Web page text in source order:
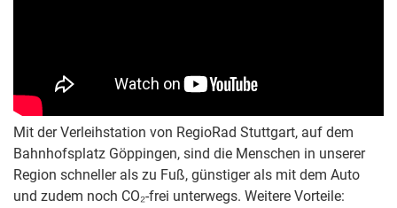
Mit der Verleihstation von RegioRad Stuttgart, auf dem
Bahnhofsplatz Göppingen, sind die Menschen in unserer
Region schneller als zu Fuß, günstiger als mit dem Auto
und zudem noch CO₂-frei unterwegs. Weitere Vorteile: